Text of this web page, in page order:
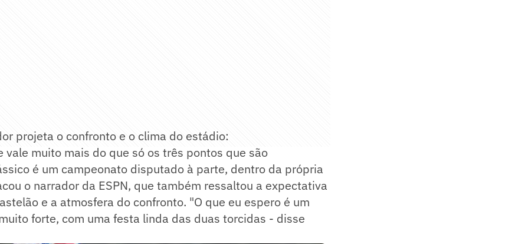
projeta o confronto e o clima do estádio:
vale muito mais do que só os três pontos que são
é um campeonato disputado à parte, dentro da própria
o narrador da ESPN, que também ressaltou a expectativa
e a atmosfera do confronto. "O que eu espero é um
forte, com uma festa linda das duas torcidas - disse